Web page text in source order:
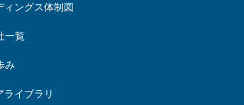
ィングス体制図
一覧
み
ライブラリ